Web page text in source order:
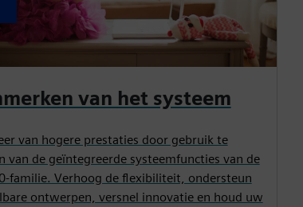
van het systeem
van hogere prestaties door gebruik te
van de geïntegreerde systeemfuncties van de
familie. Verhoog de flexibiliteit, ondersteun
ontwerpen, versnel innovatie en houd uw